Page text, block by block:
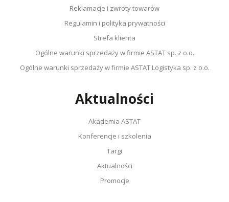
Reklamacje i zwroty towarów
Regulamin i polityka prywatności
Strefa klienta
Ogólne warunki sprzedaży w firmie ASTAT sp. z o.o.
Ogólne warunki sprzedaży w firmie ASTAT Logistyka sp. z o.o.
Aktualności
Akademia ASTAT
Konferencje i szkolenia
Targi
Aktualności
Promocje